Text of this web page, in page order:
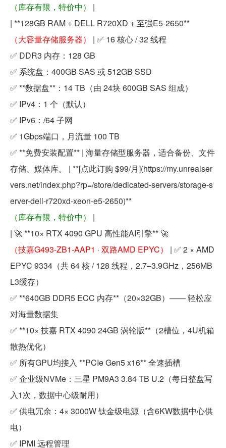
（库存有限，特价中）
|
| **128GB RAM + DELL R720XD + 至强E5-2650**
（大容量存储服务器）
| ✅ 16 核心 / 32 线程
✅ DDR3 内存：128 GB
✅ 系统盘：400GB SAS 或 512GB SSD
✅ **数据盘**：14 TB（由 24块 600GB SAS 组成）
✅ IPv4：1 个（默认）
✅ IPv6：/64 子网
✅ 1Gbps端口，月流量 100 TB
✅ **免费安装配置** | 海量存储型服务器，适合备份、文件
存储、媒体库。 | **[点此订购 $99/月](https://my.unrealser
vers.net/index.php?rp=/store/dedicated-servers/storage-s
erver-dell-r720xd-xeon-e5-2650)**
（库存有限，特价中）
|
| 🚀 **10× RTX 4090 GPU 高性能AI引擎** 🚀
（技嘉G493-ZB1-AAP1 · 双路AMD EPYC）
| ✅ 2 × AMD
EPYC 9334（共 64 核 / 128 线程，2.7–3.9GHz，256MB
L3缓存）
✅ **640GB DDR5 ECC 内存**（20×32GB）—— 轻松应
对海量数据集
✅ **10× 技嘉 RTX 4090 24GB 涡轮版**（2槽位，4U机箱
散热优化）
✅ 所有GPU均接入 **PCIe Gen5 x16** 全速插槽
✅ 企业级NVMe：三星 PM9A3 3.84 TB U.2（每日整盘写
入1次，数据中心级耐用）
✅ 供电冗余：4× 3000W 钛金级电源（含6KW数据中心供
电）
✅ IPMI 远程管理